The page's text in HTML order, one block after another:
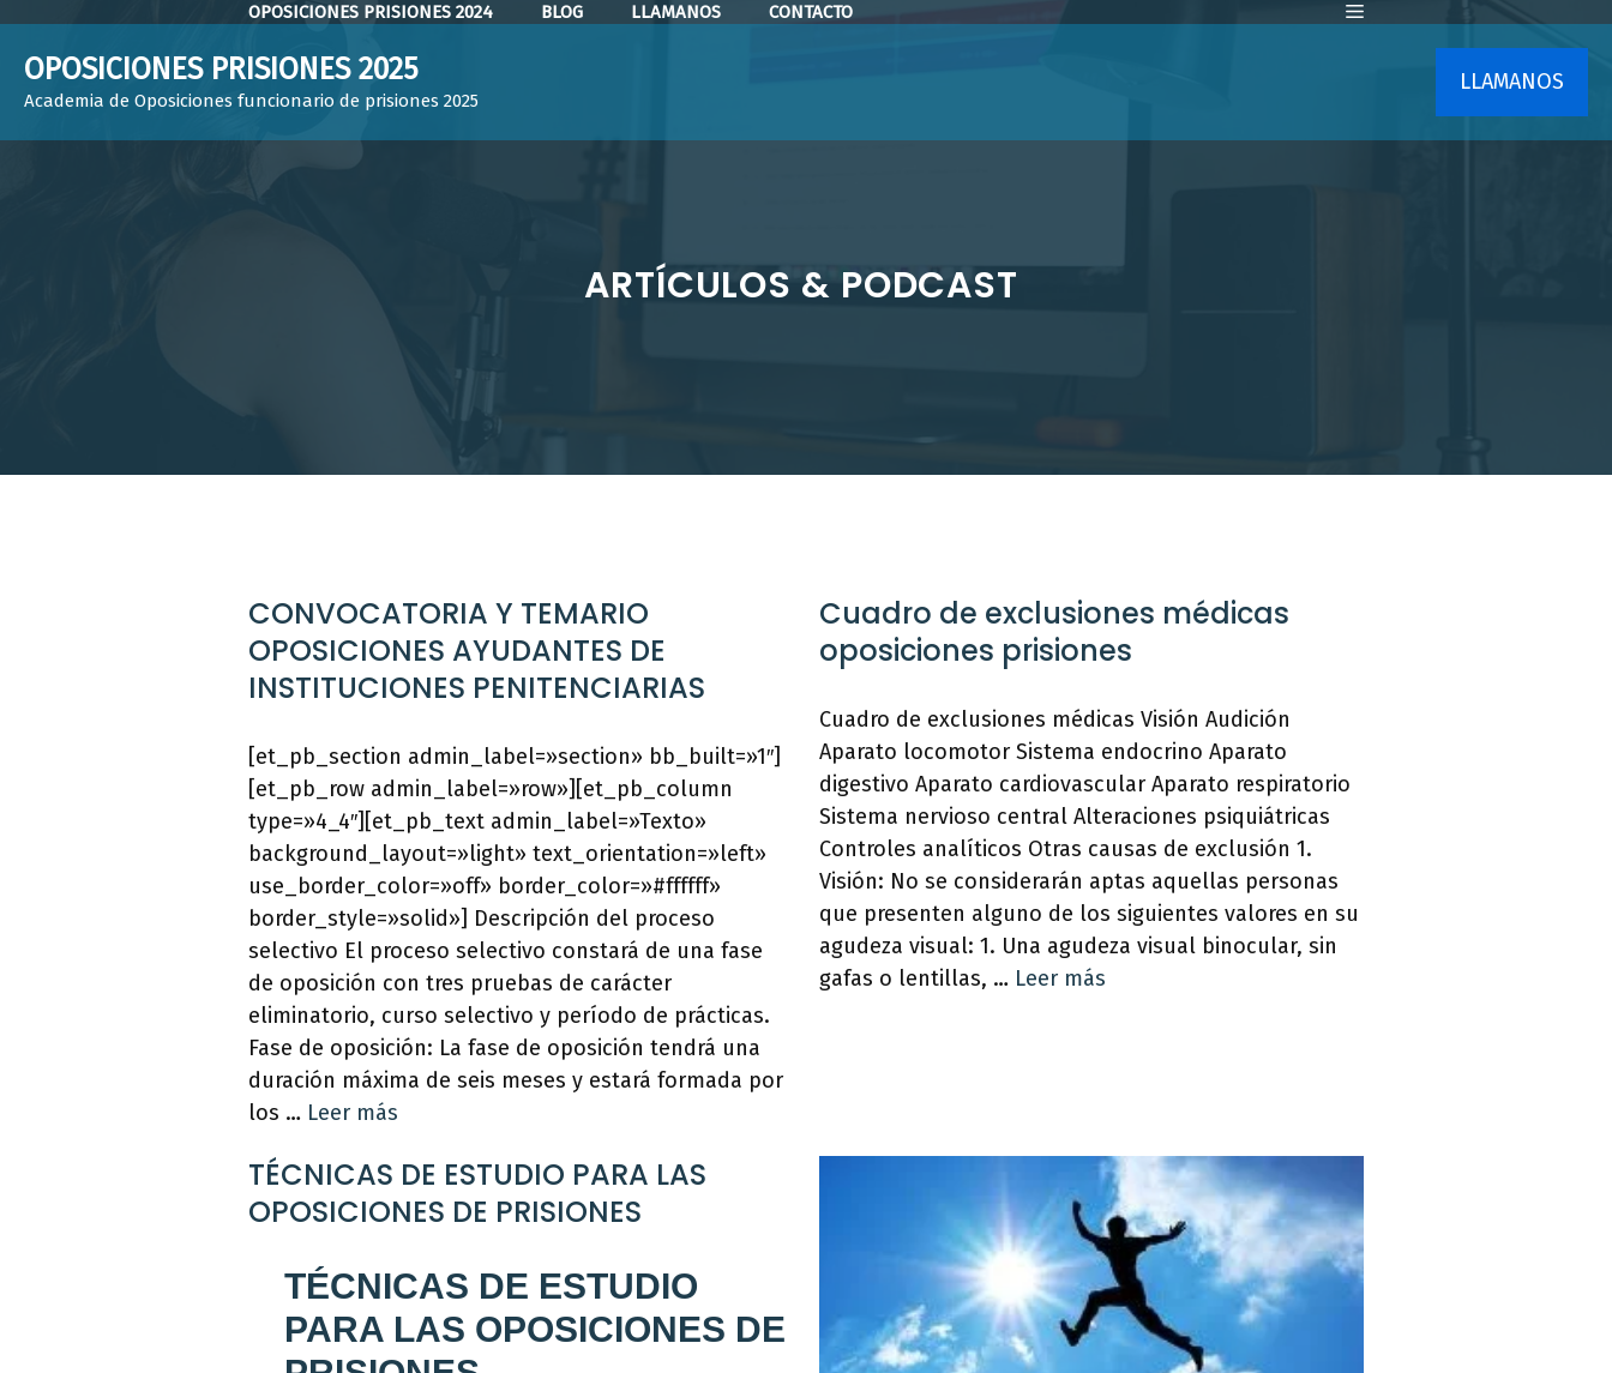
contenido
OPOSICIONES PRISIONES 2024 BLOG LLAMANOS CONTACTO
OPOSICIONES PRISIONES 2025
Academia de Oposiciones funcionario de prisiones 2025
LLAMANOS
ARTÍCULOS & PODCAST
CONVOCATORIA Y TEMARIO
OPOSICIONES AYUDANTES DE
INSTITUCIONES PENITENCIARIAS
[et_pb_section admin_label=»section» bb_built=»1″]
[et_pb_row admin_label=»row»][et_pb_column
type=»4_4″][et_pb_text admin_label=»Texto»
background_layout=»light» text_orientation=»left»
use_border_color=»off» border_color=»#ffffff»
border_style=»solid»] Descripción del proceso
selectivo El proceso selectivo constará de una fase
de oposición con tres pruebas de carácter
eliminatorio, curso selectivo y período de prácticas.
Fase de oposición: La fase de oposición tendrá una
duración máxima de seis meses y estará formada por
los … Leer más
Cuadro de exclusiones médicas
oposiciones prisiones
Cuadro de exclusiones médicas Visión Audición
Aparato locomotor Sistema endocrino Aparato
digestivo Aparato cardiovascular Aparato respiratorio
Sistema nervioso central Alteraciones psiquiátricas
Controles analíticos Otras causas de exclusión 1.
Visión: No se considerarán aptas aquellas personas
que presenten alguno de los siguientes valores en su
agudeza visual: 1. Una agudeza visual binocular, sin
gafas o lentillas, … Leer más
TÉCNICAS DE ESTUDIO PARA LAS
OPOSICIONES DE PRISIONES
TÉCNICAS DE ESTUDIO
PARA LAS OPOSICIONES DE